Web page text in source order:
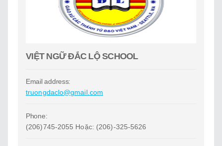
VIỆT NGỮ ĐẮC LỘ SCHOOL
Email address:
truongdaclo@gmail.com
Phone:
(206)745-2055 Hoặc: (206)-325-5626